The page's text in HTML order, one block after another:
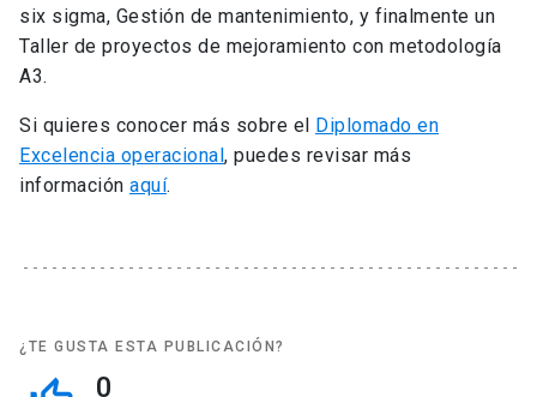
six sigma, Gestión de mantenimiento, y finalmente un
Taller de proyectos de mejoramiento con metodología
A3.
Si quieres conocer más sobre el Diplomado en
Excelencia operacional, puedes revisar más
información aquí.
¿TE GUSTA ESTA PUBLICACIÓN?
0